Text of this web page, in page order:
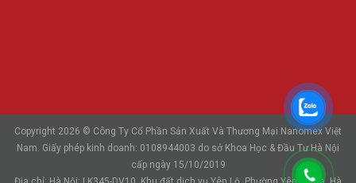
Copyright 2026 © Công Ty Cổ Phần Sản Xuất Và Thương Mại Nanomex Việt
Nam. Giấy phép kinh doanh: 0108944003 do sở Khoa Học & Đầu Tư Hà Nội
cấp ngày 15/10/2019